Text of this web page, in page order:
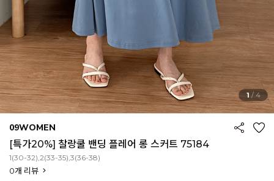
1 / 4
09WOMEN
[특가20%] 찰랑쿨 밴딩 플레어 롱 스커트 75184
1(30-32),2(33-35),3(36-38)
0개 리뷰